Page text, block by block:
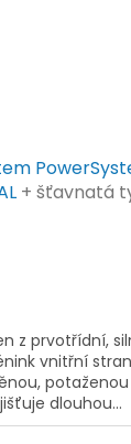
+ šťavnatá
z prvotřídní,
vnitřní
dlouhou...